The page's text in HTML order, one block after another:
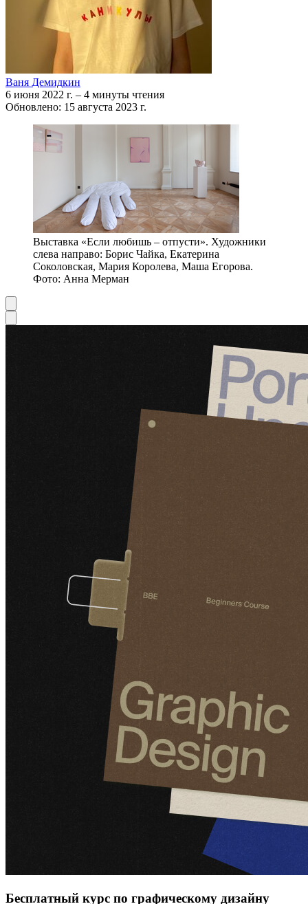
Ваня Демидкин
6 июня 2022 г. – 4 минуты чтения
Обновлено: 15 августа 2023 г.
Выставка «Если любишь – отпусти». Художники
слева направо: Борис Чайка, Екатерина
Соколовская, Мария Королева, Маша Егорова.
Фото: Анна Мерман
Бесплатный курс по графическому дизайну